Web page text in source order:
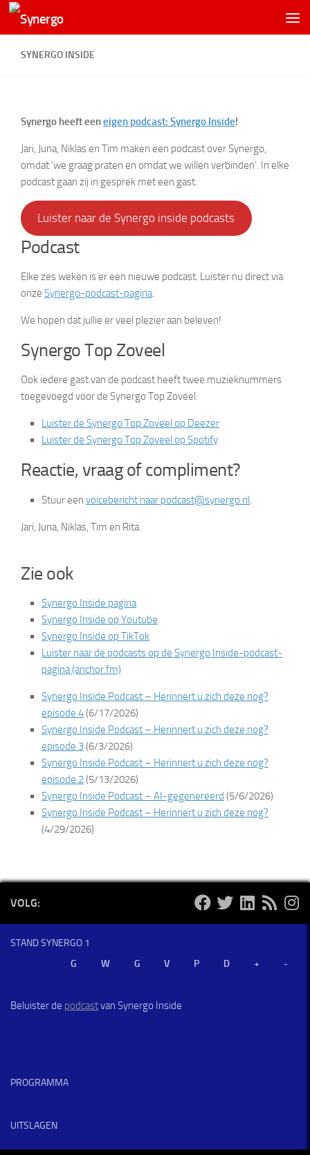
SYNERGO INSIDE
Synergo heeft eeneigen podcast: Synergo Inside!
Jari, Juna, Niklas en Tim maken een podcast over Synergo,
omdat ‘we graag praten en omdat we willen verbinden’. In elke
podcast gaan zij in gesprek met een gast.
Luister naar de Synergo inside podcasts
Podcast
Elke zes weken is er een nieuwe podcast. Luister nu direct via
onze Synergo-podcast-pagina
We hopen dat jullie er veel plezier aan beleven!
Synergo Top Zoveel
Ook iedere gast van de podcast heeft twee muzieknummers
toegevoegd voor de Synergo Top Zoveel.
Luister de Synergo Top Zoveel op Deezer
Luister de Synergo Top Zoveel op Spotify
Reactie, vraag of compliment?
Stuur een voicebericht naar podcast@synergo.nl
Jari, Juna, Niklas, Tim en Rita.
Zie ook
Synergo Inside pagina
Synergo Inside op Youtube
Synergo Inside op TikTok
Luister naar de podcasts op de Synergo Inside-podcast-
pagina (anchor.fm)
Synergo Inside Podcast – Herinnert u zich deze nog?
episode 4(6/17/2026)
Synergo Inside Podcast – Herinnert u zich deze nog?
episode 3(6/3/2026)
Synergo Inside Podcast – Herinnert u zich deze nog?
episode 2 (5/13/2026)
Synergo Inside Podcast – AI-gegenereerd (5/6/2026)
Synergo Inside Podcast – Herinnert u zich deze nog?
(4/29/2026)
VOLG:
STAND SYNERGO 1
Beluister de podcastvan Synergo Inside
PROGRAMMA
UITSLAGEN